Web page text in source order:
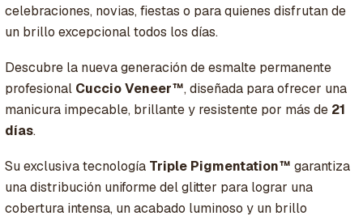
celebraciones, novias, fiestas o para quienes disfrutan de
un brillo excepcional todos los días.
Descubre la nueva generación de esmalte permanente
profesional Cuccio Veneer™, diseñada para ofrecer una
manicura impecable, brillante y resistente por más de 21
días.
Su exclusiva tecnología Triple Pigmentation™ garantiza
una distribución uniforme del glitter para lograr una
cobertura intensa, un acabado luminoso y un brillo